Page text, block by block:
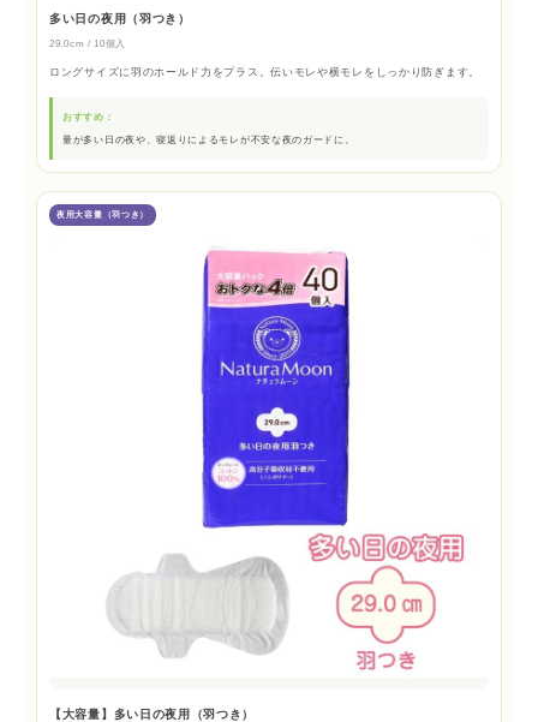
多い日の夜用（羽つき）
29.0cm / 10個入
ロングサイズに羽のホールド力をプラス。伝いモレや横モレをしっかり防ぎます。
おすすめ：
量が多い日の夜や、寝返りによるモレが不安な夜のガードに。
夜用大容量（羽つき）
【大容量】多い日の夜用（羽つき）